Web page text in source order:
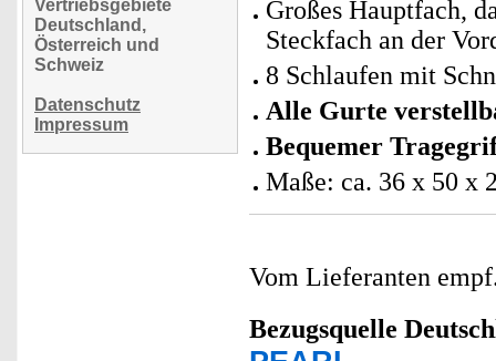
Vertriebsgebiete
Deutschland,
Österreich und
Schweiz
Datenschutz
Impressum
Großes Hauptfach,
Steckfach an der
8 Schlaufen mit
Alle Gurte
Bequemer
Maße: ca. 36 x 50 x
Vom Lieferanten
Bezugsquelle